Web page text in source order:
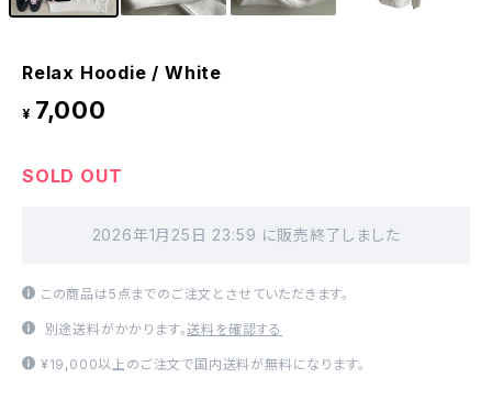
Relax Hoodie / White
¥ 7,000
SOLD OUT
2026年1月25日 23:59 に販売終了しました
この商品は5点までのご注文とさせていただきます。
別途送料がかかります。送料を確認する
¥19,000以上のご注文で国内送料が無料になります。